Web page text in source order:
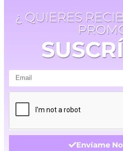
¿ QUIERES
Envíame